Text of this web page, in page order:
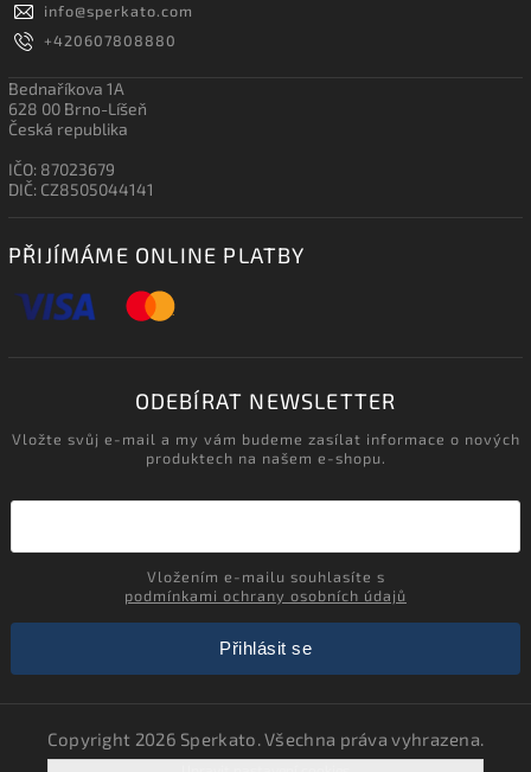
info@sperkato.com
+420607808880
Bednaříkova 1A
628 00 Brno-Líšeň
Česká republika
IČO: 87023679
DIČ: CZ8505044141
PŘIJÍMÁME ONLINE PLATBY
ODEBÍRAT NEWSLETTER
Vložte svůj e-mail a my vám budeme zasílat informace o nových
produktech na našem e-shopu.
podmínkami ochrany osobních údajů
Přihlásit se
Copyright 2026 Sperkato. Všechna práva vyhrazena.